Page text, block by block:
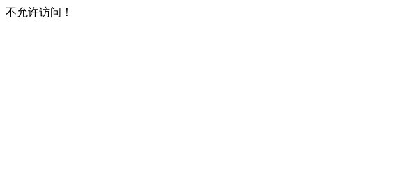
不允许访问！